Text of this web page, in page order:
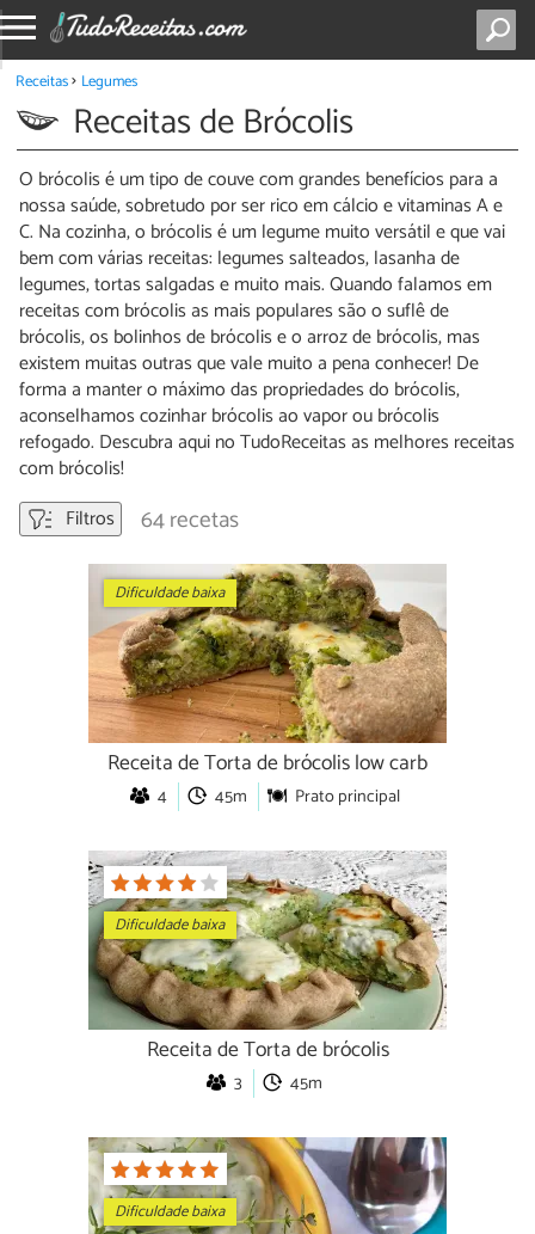
Receitas Legumes
Receitas de Brócolis
O brócolis é um tipo de couve com grandes benefícios para a
nossa saúde, sobretudo por ser rico em cálcio e vitaminas A e
C. Na cozinha, o brócolis é um legume muito versátil e que vai
bem com várias receitas: legumes salteados, lasanha de
legumes, tortas salgadas e muito mais. Quando falamos em
receitas com brócolis as mais populares são o suflê de
brócolis, os bolinhos de brócolis e o arroz de brócolis, mas
existem muitas outras que vale muito a pena conhecer! De
forma a manter o máximo das propriedades do brócolis,
aconselhamos cozinhar brócolis ao vapor ou brócolis
refogado. Descubra aqui no TudoReceitas as melhores receitas
com brócolis!
Filtros
64 recetas
Dificuldade baixa
Receita de Torta de brócolis low carb
4 45m Prato principal
Dificuldade baixa
Receita de Torta de brócolis
3 45m
Dificuldade baixa